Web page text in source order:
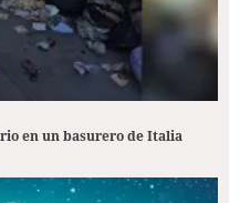
en un basurero de Italia